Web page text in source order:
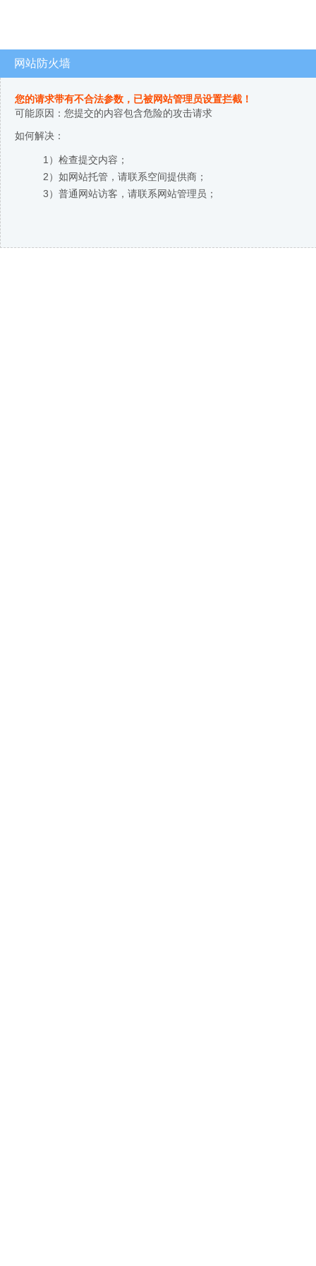
网站防火墙
您的请求带有不合法参数，已被网站管理员设置拦截！
可能原因：您提交的内容包含危险的攻击请求
如何解决：
1）检查提交内容；
2）如网站托管，请联系空间提供商；
3）普通网站访客，请联系网站管理员；